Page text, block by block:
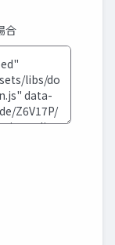
合